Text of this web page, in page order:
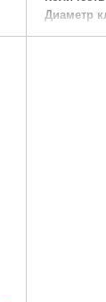
Диаметр
Длина: